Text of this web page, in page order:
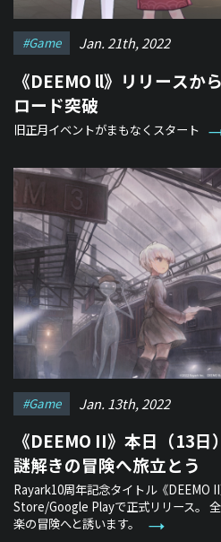
#game Jan. 21th, 2022
《DEEMO ll》リリースか
ロード突破
旧正月イベントがまもなくスタート
#game Jan. 13th, 2022
《DEEMO II》本日（13
謎解きの冒険へ旅立とう
Rayark10周年記念タイトル《DEEMO
Store/Google Playで正式リリース。
楽の冒険へと誘います。